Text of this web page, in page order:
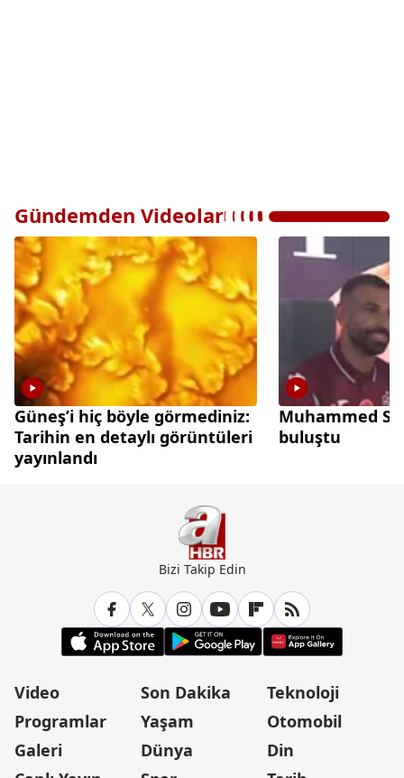
Gündemden Videolar
Güneş’i hiç böyle görmediniz:
Tarihin en detaylı görüntüleri
yayınlandı
Muhammed
buluştu
Bizi Takip Edin
Video
Programlar
Galeri
Son Dakika
Yaşam
Dünya
Teknoloji
Otomobil
Din